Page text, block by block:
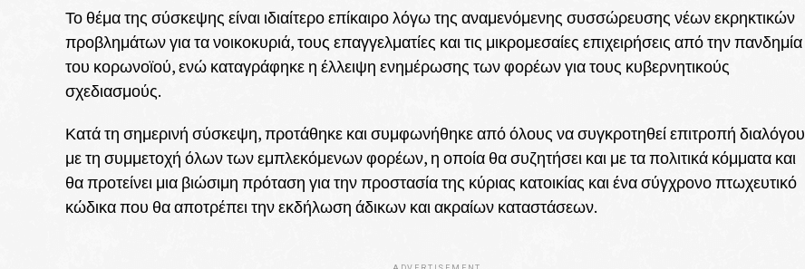
Το θέμα της σύσκεψης είναι ιδιαίτερο επίκαιρο λόγω της αναμενόμενης συσσώρευσης νέων εκρηκτικών
προβλημάτων για τα νοικοκυριά, τους επαγγελματίες και τις μικρομεσαίες επιχειρήσεις από την πανδημία
του κορωνοϊού, ενώ καταγράφηκε η έλλειψη ενημέρωσης των φορέων για τους κυβερνητικούς
σχεδιασμούς.
Κατά τη σημερινή σύσκεψη, προτάθηκε και συμφωνήθηκε από όλους να συγκροτηθεί επιτροπή διαλόγου
με τη συμμετοχή όλων των εμπλεκόμενων φορέων, η οποία θα συζητήσει και με τα πολιτικά κόμματα και
θα προτείνει μια βιώσιμη πρόταση για την προστασία της κύριας κατοικίας και ένα σύγχρονο πτωχευτικό
κώδικα που θα αποτρέπει την εκδήλωση άδικων και ακραίων καταστάσεων.